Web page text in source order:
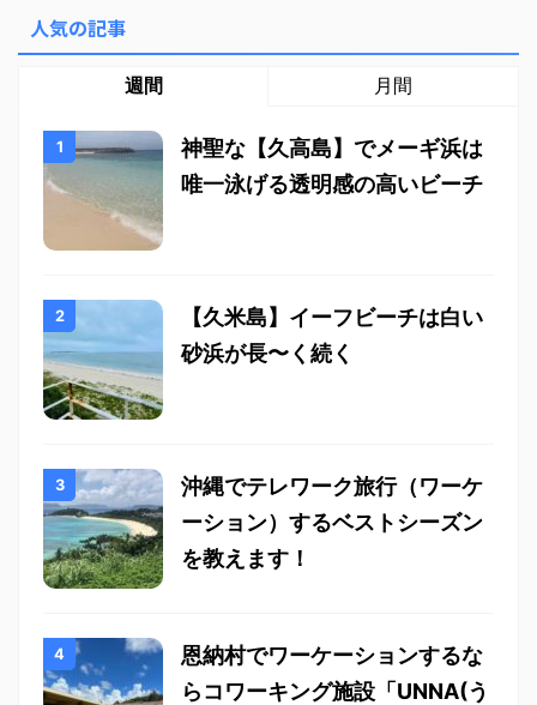
人気の記事
週間 月間
神聖な【久高島】でメーギ浜は
唯一泳げる透明感の高いビーチ
【久米島】イーフビーチは白い
砂浜が長〜く続く
沖縄でテレワーク旅行（ワーケ
ーション）するベストシーズン
を教えます！
恩納村でワーケーションするな
らコワーキング施設「UNNA(う